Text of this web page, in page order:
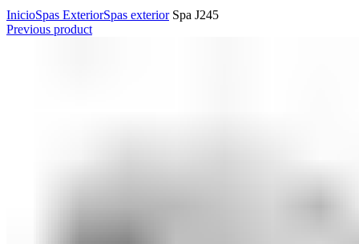
InicioSpas ExteriorSpas exteriorSpa J245
Previous product